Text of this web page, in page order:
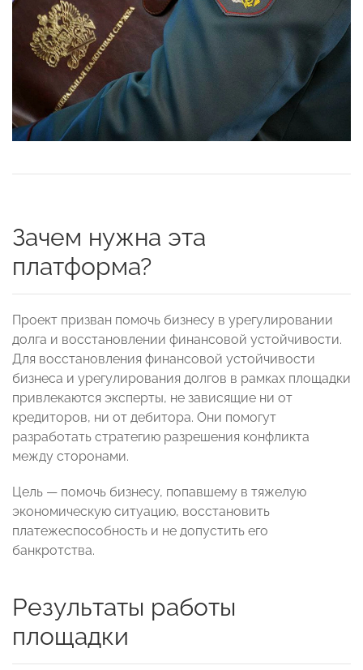
Зачем нужна эта
платформа?
Проект призван помочь бизнесу в урегулировании
долга и восстановлении финансовой устойчивости.
Для восстановления финансовой устойчивости
бизнеса и урегулирования долгов в рамках площадки
привлекаются эксперты, не зависящие ни от
кредиторов, ни от дебитора. Они помогут
разработать стратегию разрешения конфликта
между сторонами.
Цель — помочь бизнесу, попавшему в тяжелую
экономическую ситуацию, восстановить
платежеспособность и не допустить его
банкротства.
Результаты работы
площадки